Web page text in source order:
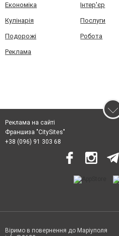
Економіка Інтер'єр
Кулінарія Послуги
Подорожі Робота
Реклама
Реклама на сайті
Франшиза "CitySites"
+38 (096) 91 303 68
Віримо в повернення до Маріуполя